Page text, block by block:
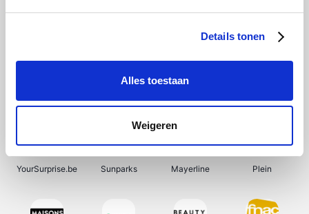
Details tonen
Alles toestaan
Weigeren
Shein Bergfreunde SupraBazar Smartwatchbanden
YourSurprise.be Sunparks Mayerline Plein